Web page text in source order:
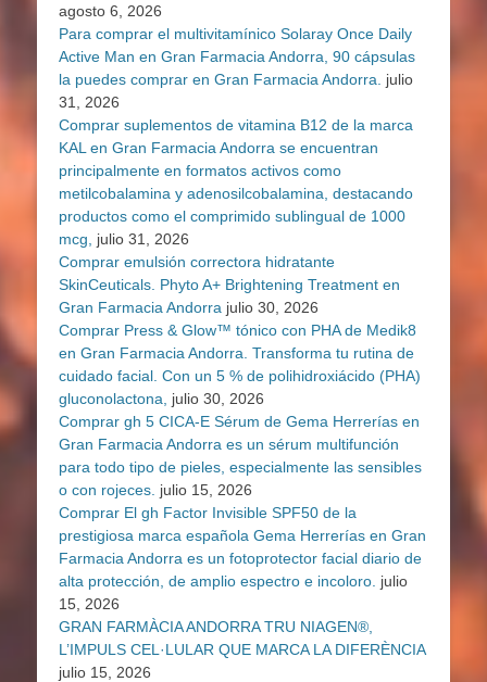
agosto 6, 2026
Para comprar el multivitamínico Solaray Once Daily
Active Man en Gran Farmacia Andorra, 90 cápsulas
la puedes comprar en Gran Farmacia Andorra.
julio
31, 2026
Comprar suplementos de vitamina B12 de la marca
KAL en Gran Farmacia Andorra se encuentran
principalmente en formatos activos como
metilcobalamina y adenosilcobalamina, destacando
productos como el comprimido sublingual de 1000
mcg,
julio 31, 2026
Comprar emulsión correctora hidratante
SkinCeuticals. Phyto A+ Brightening Treatment en
Gran Farmacia Andorra julio 30, 2026
Comprar Press & Glow™ tónico con PHA de Medik8
en Gran Farmacia Andorra. Transforma tu rutina de
cuidado facial. Con un 5 % de polihidroxiácido (PHA)
gluconolactona,
julio 30, 2026
Comprar gh 5 CICA-E Sérum de Gema Herrerías en
Gran Farmacia Andorra es un sérum multifunción
para todo tipo de pieles, especialmente las sensibles
o con rojeces. julio 15, 2026
Comprar El gh Factor Invisible SPF50 de la
prestigiosa marca española Gema Herrerías en Gran
Farmacia Andorra es un fotoprotector facial diario de
alta protección, de amplio espectro e incoloro. julio
15, 2026
GRAN FARMÀCIA ANDORRA TRU NIAGEN®,
L’IMPULS CEL·LULAR QUE MARCA LA DIFERÈNCIA
julio 15, 2026